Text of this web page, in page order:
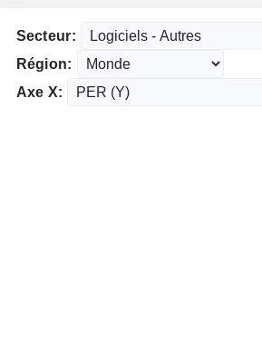
Secteur:
Région:
Axe X: